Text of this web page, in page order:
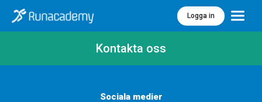
Logga in Meny
Kontakta oss
Sociala medier